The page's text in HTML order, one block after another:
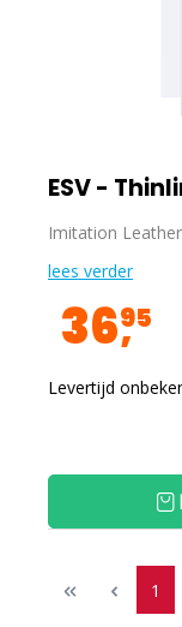
ESV -
Imitation
lees verder
3695
Levertijd
1